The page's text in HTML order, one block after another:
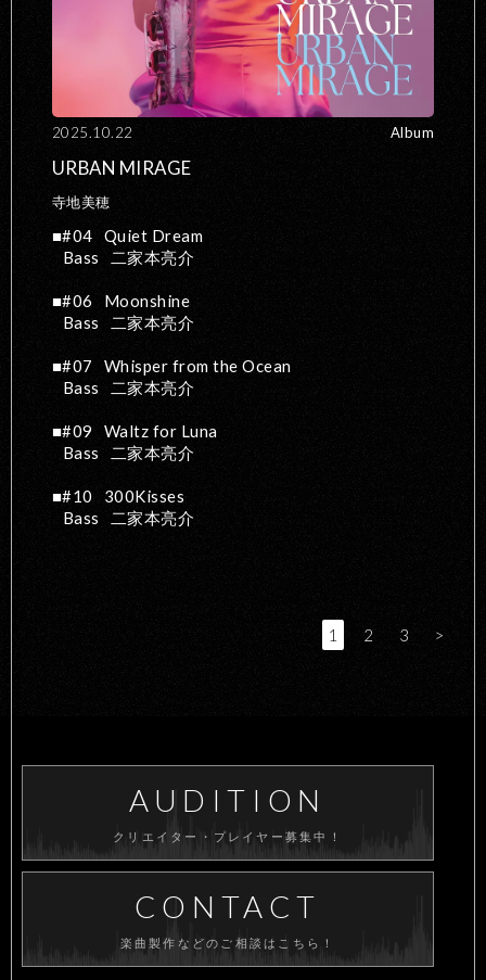
2025.10.22 Album
URBAN MIRAGE
寺地美穂
#04
Quiet Dream
Bass
二家本亮介
#06
Moonshine
Bass
二家本亮介
#07
Whisper from the Ocean
Bass
二家本亮介
#09
Waltz for Luna
Bass
二家本亮介
#10
300Kisses
Bass
二家本亮介
1 2 3 >
AUDITION
クリエイター・プレイヤー募集中！
CONTACT
楽曲製作などのご相談はこちら！